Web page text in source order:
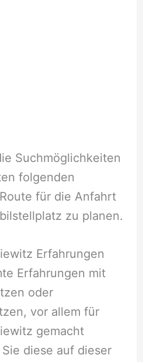
Suchmöglichkeiten
folgenden
für die Anfahrt
zu planen.
Erfahrungen
Erfahrungen mit
oder
vor allem für
gemacht
diese auf dieser